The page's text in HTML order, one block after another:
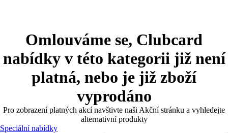
Omlouváme se, Clubcard
nabídky v této kategorii již není
platná, nebo je již zboží
vyprodáno
Pro zobrazení platných akcí navštivte naši Akční stránku a vyhledejte
alternativní produkty
Speciální nabídky